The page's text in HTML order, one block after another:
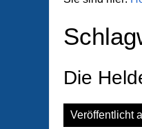
Die
Veröffentlicht